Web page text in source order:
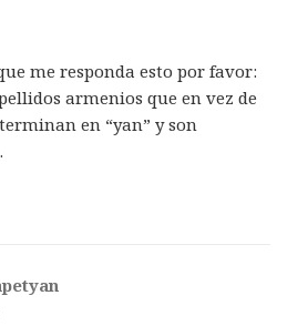
me responda esto por favor:
armenios que en vez de
en “yan” y son